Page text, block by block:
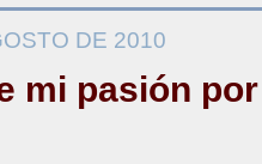
DE 2010
mi pasión